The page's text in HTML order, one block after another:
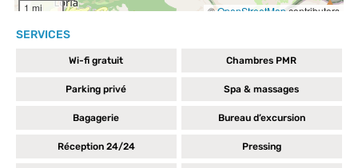
SERVICES
Wi-fi gratuit Chambres PMR
Parking privé Spa & massages
Bagagerie Bureau d’excursion
Réception 24/24 Pressing